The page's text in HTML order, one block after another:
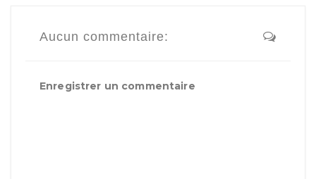
Aucun commentaire:
Enregistrer un commentaire